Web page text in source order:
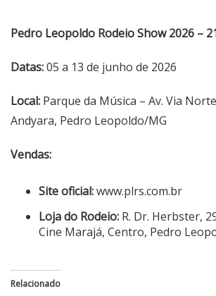
Pedro Leopoldo Rodeio Show 2026 –
Datas:05 a 13 de junho de 2026
Local: Parque da Música – Av. Via
Andyara, Pedro Leopoldo/MG
Vendas:
Site oficial:www.plrs.com.br
Loja do Rodeio: R. Dr. Herbster,
Cine Marajá, Centro, Pedro
Relacionado